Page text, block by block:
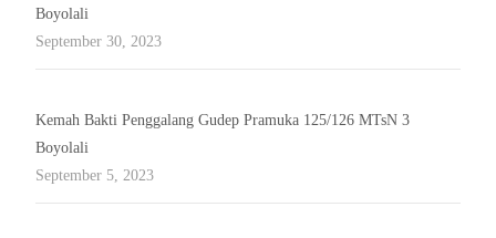
Boyolali
September 30, 2023
Kemah Bakti Penggalang Gudep Pramuka 125/126 MTsN 3
Boyolali
September 5, 2023